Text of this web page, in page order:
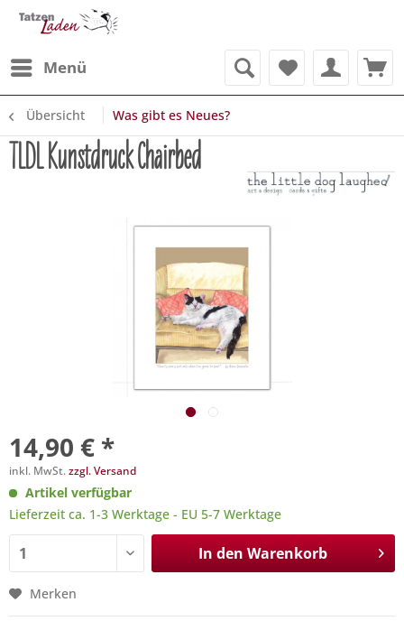
Menü
Übersicht Was gibt es Neues?
TLDL Kunstdruck Chairbed
14,90 € *
inkl. MwSt.zzgl. Versand
Artikel verfügbar
Lieferzeit ca. 1-3 Werktage - EU 5-7 Werktage
In den Warenkorb
Merken